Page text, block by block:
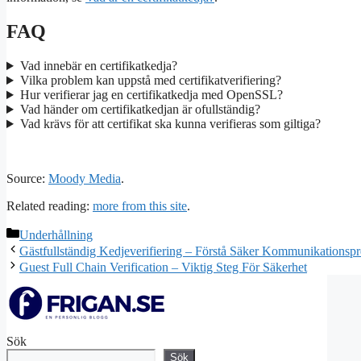
FAQ
Vad innebär en certifikatkedja?
Vilka problem kan uppstå med certifikatverifiering?
Hur verifierar jag en certifikatkedja med OpenSSL?
Vad händer om certifikatkedjan är ofullständig?
Vad krävs för att certifikat ska kunna verifieras som giltiga?
Source: Moody Media.
Related reading: more from this site.
Kategorier
Underhållning
Gästfullständig Kedjeverifiering – Förstå Säker
Guest Full Chain Verification – Viktig Steg För Säkerhet
Sök
Sök